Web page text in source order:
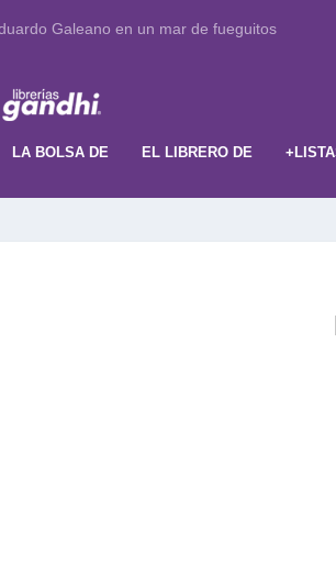
Galeano en un mar de fueguitos
LA BOLSA DE EL LIBRERO DE